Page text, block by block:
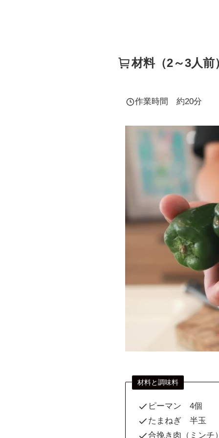
材料（2～3人前
作業時間 約20分
材料と調味料
ピーマン 4個
たまねぎ 半玉
合挽き肉（ミン